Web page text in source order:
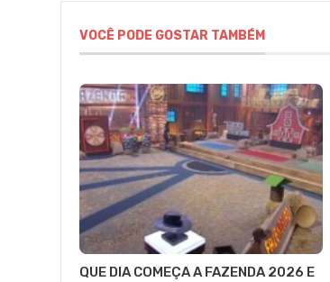
VOCÊ PODE GOSTAR TAMBÉM
QUE DIA COMEÇA A FAZENDA 2026 E